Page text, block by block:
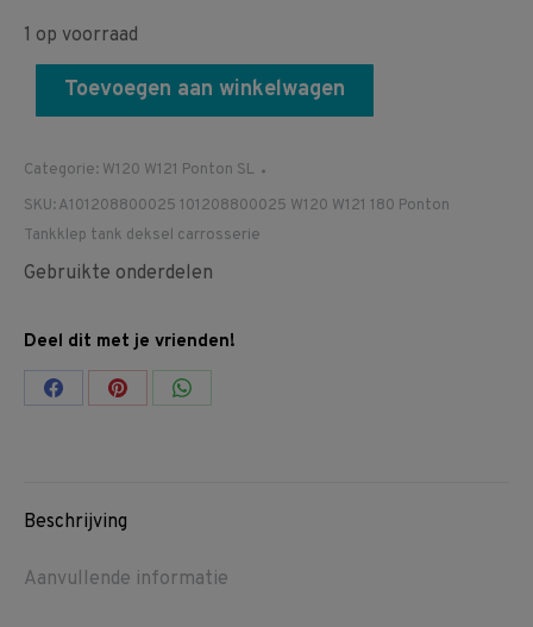
1 op voorraad
Toevoegen aan winkelwagen
Categorie: W120 W121 Ponton SL
SKU:A101208800025 101208800025 W120 W121 180 Ponton
Tankklep tank deksel carrosserie
Gebruikte onderdelen
Deel dit met je vrienden!
Share Share Share
Beschrijving
Aanvullende informatie